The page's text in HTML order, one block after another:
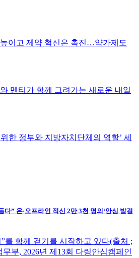
이고 제약 혁신은 촉진…약가제도
멘티가 함께 그려가는 새로운 내일
한 정부와 지방자치단체의 역할’ 세
다” 온·오프라인 적신 2만 3천 명의‘안심 발걸
를 함께 걷기를 시작하고 있다(출처 ;
부, 2026년 제13회 다링안심캠페인